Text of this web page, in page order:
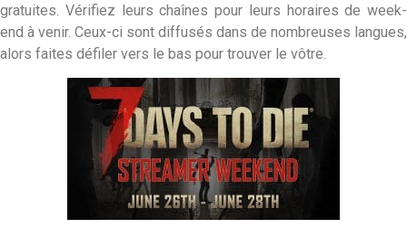
gratuites. Vérifiez leurs chaînes pour leurs horaires de week-
end à venir. Ceux-ci sont diffusés dans de nombreuses langues,
alors faites défiler vers le bas pour trouver le vôtre.